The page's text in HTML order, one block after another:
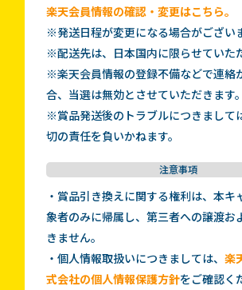
楽天会員情報の確認・変更はこちら。
※発送日程が変更になる場合がござい
※配送先は、日本国内に限らせていた
※楽天会員情報の登録不備などで連絡
合、当選は無効とさせていただきます。
※賞品発送後のトラブルにつきまして
切の責任を負いかねます。
注意事項
・賞品引き換えに関する権利は、本キ
象者のみに帰属し、第三者への譲渡お
きません。
・個人情報取扱いにつきましては、楽
式会社の個人情報保護方針をご確認く